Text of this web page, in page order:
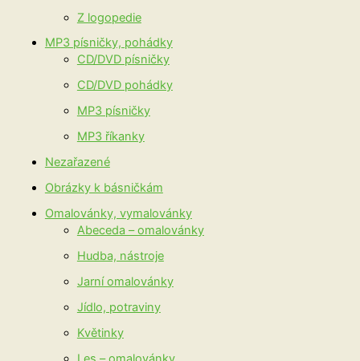
Z logopedie
MP3 písničky, pohádky
CD/DVD písničky
CD/DVD pohádky
MP3 písničky
MP3 říkanky
Nezařazené
Obrázky k básničkám
Omalovánky, vymalovánky
Abeceda – omalovánky
Hudba, nástroje
Jarní omalovánky
Jídlo, potraviny
Květinky